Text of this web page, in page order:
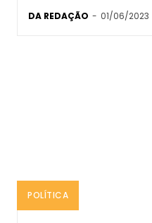
DA REDAÇÃO - 01/06/2023
POLÍTICA